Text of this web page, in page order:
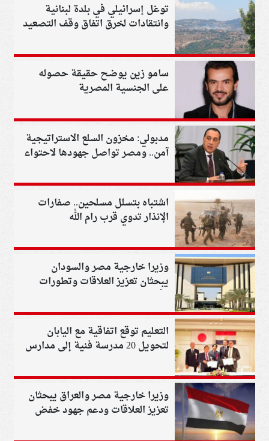
توغل إسرائيلي في بلدة لبنانية
وانتقادات لخرق اتفاق وقف التصعيد
سامو زين يوضح حقيقة حصوله
على الجنسية المصرية
مدبولي: مخزون السلع الاستراتيجية
آمن.. ومصر تواصل جهودها لاحتواء
اشتباه بتسلل مسلحين.. صفارات
الإنذار تدوي قرب رام الله
وزيرا خارجية مصر والسودان
يبحثان تعزيز العلاقات وتطورات
الأوضاع في الخرطوم
التعليم توقع اتفاقية مع اليابان
لتحويل 20 مدرسة فنية إلى مدارس
وزيرا خارجية مصر والعراق يبحثان
تعزيز العلاقات ودعم جهود خفض